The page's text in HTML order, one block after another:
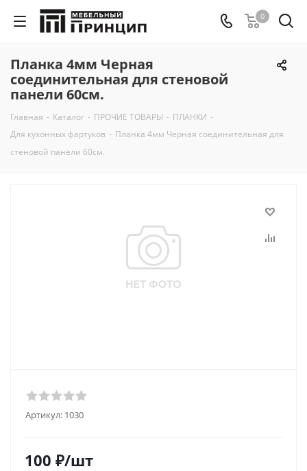
0
Планка 4мм Черная
соединительная для стеновой
панели 60см.
Главная - Каталог - ПРОЧИЕ ТОВАРЫ - ПЛАНКИ -
Для кухонных фартуков - Планка 4мм Черная соединительная для
стеновой панели 60см.
Артикул: 1030
100 ₽/шт